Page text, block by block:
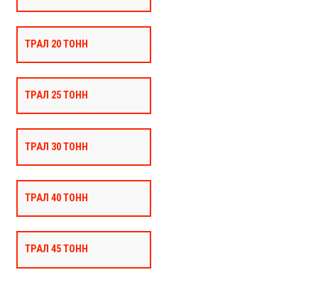
ТРАЛ 20 ТОНН
ТРАЛ 25 ТОНН
ТРАЛ 30 ТОНН
ТРАЛ 40 ТОНН
ТРАЛ 45 ТОНН